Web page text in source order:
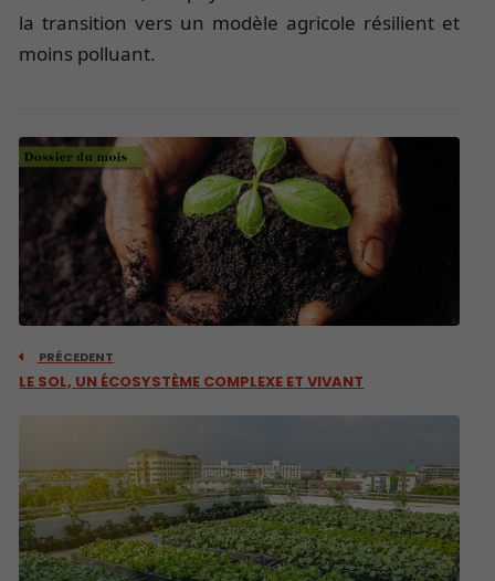
la transition vers un modèle agricole résilient et
moins polluant.
PRÉCEDENT
LE SOL, UN ÉCOSYSTÈME COMPLEXE ET VIVANT